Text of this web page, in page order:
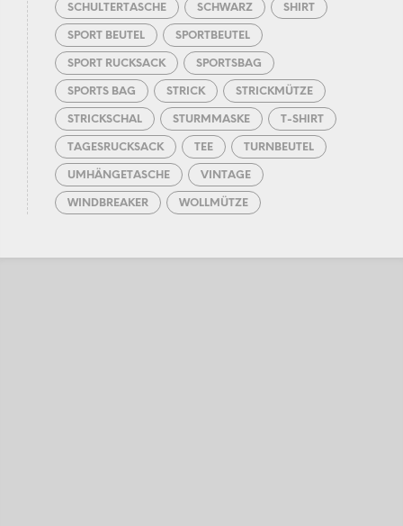
SCHULTERTASCHE SCHWARZ SHIRT
SPORT BEUTEL SPORTBEUTEL
SPORT RUCKSACK SPORTSBAG
SPORTS BAG STRICK STRICKMÜTZE
STRICKSCHAL STURMMASKE T-SHIRT
TAGESRUCKSACK TEE TURNBEUTEL
UMHÄNGETASCHE VINTAGE
WINDBREAKER WOLLMÜTZE